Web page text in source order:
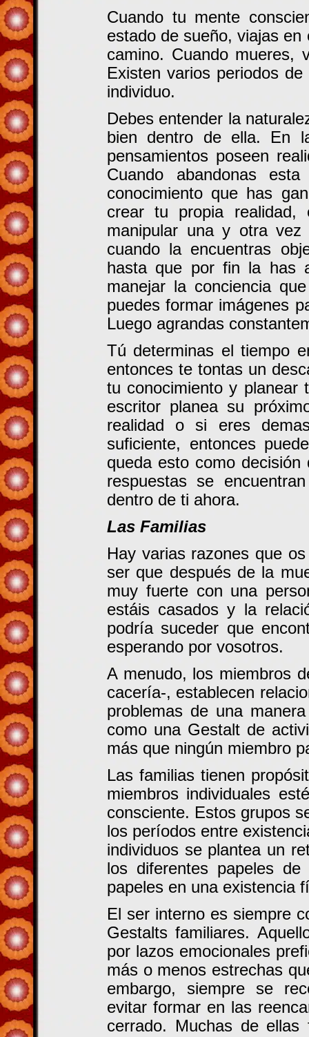
Cuando tu mente
estado de sueño, viajas
camino. Cuando mueres,
Existen varios periodos
individuo.
Debes entender la
bien dentro de ella. En
pensamientos poseen
Cuando abandonas
conocimiento que has
crear tu propia realidad,
manipular una y otra
cuando la encuentras
hasta que por fin la has
manejar la conciencia
puedes formar imágenes
Luego agrandas
Tú determinas el tiempo
entonces te tontas un
tu conocimiento y planear
escritor planea su
realidad o si eres
suficiente, entonces
queda esto como
respuestas se
dentro de ti ahora.
Las Familias
Hay varias razones que
ser que después de la
muy fuerte con una
estáis casados y la
podría suceder que
esperando por vosotros.
A menudo, los miembros
cacería-, establecen
problemas de una
como una Gestalt de
más que ningún miembro
Las familias tienen
miembros individuales
consciente. Estos grupos
los períodos entre
individuos se plantea un
los diferentes papeles
papeles en una existencia
El ser interno es siempre
Gestalts familiares.
por lazos emocionales
más o menos estrechas
embargo, siempre se
evitar formar en las
cerrado. Muchas de ellas